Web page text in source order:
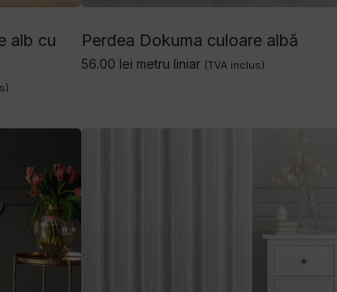
alb cu
Perdea Dokuma culoare albă
56.00 lei metru liniar (TVA inclus)